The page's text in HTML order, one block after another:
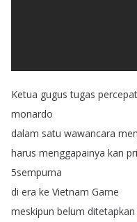
Ketua gugus tugas
monardo
dalam satu wawancara
harus menggapainya kan
5sempurna
di era ke Vietnam Game
meskipun belum ditetapkan